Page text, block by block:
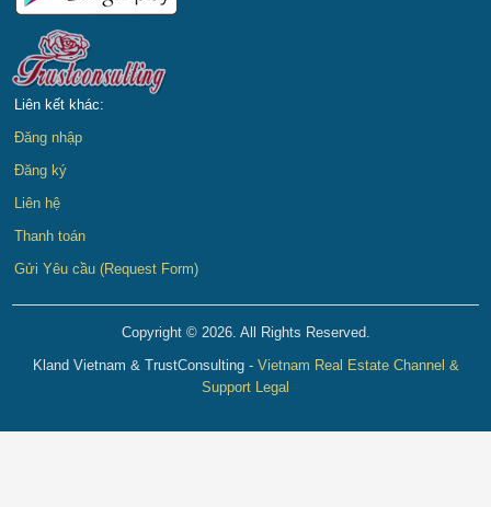
Liên kết khác:
Đăng nhập
Đăng ký
Liên hệ
Thanh toán
Gửi Yêu cầu (Request Form)
Copyright © 2026. All Rights Reserved.
Kland Vietnam & TrustConsulting - Vietnam Real Estate Channel &
Support Legal